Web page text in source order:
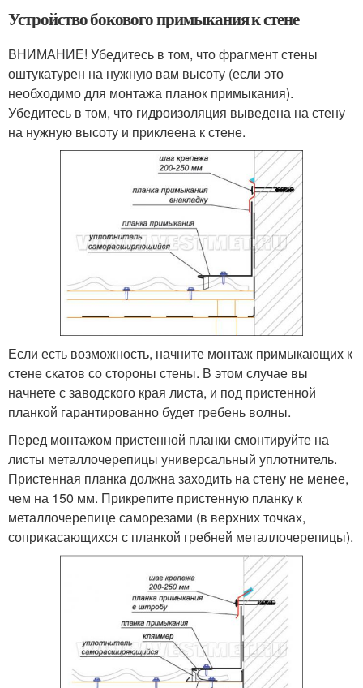
Устройство бокового примыкания к стене
ВНИМАНИЕ! Убедитесь в том, что фрагмент стены
оштукатурен на нужную вам высоту (если это
необходимо для монтажа планок примыкания).
Убедитесь в том, что гидроизоляция выведена на стену
на нужную высоту и приклеена к стене.
Если есть возможность, начните монтаж примыкающих к
стене скатов со стороны стены. В этом случае вы
начнете с заводского края листа, и под пристенной
планкой гарантированно будет гребень волны.
Перед монтажом пристенной планки смонтируйте на
листы металлочерепицы универсальный уплотнитель.
Пристенная планка должна заходить на стену не менее,
чем на 150 мм. Прикрепите пристенную планку к
металлочерепице саморезами (в верхних точках,
соприкасающихся с планкой гребней металлочерепицы).